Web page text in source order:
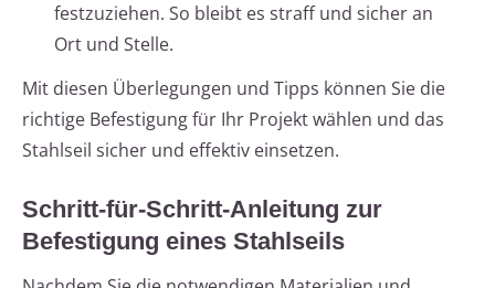
festzuziehen. So bleibt es straff und sicher an
Ort und Stelle.
Mit diesen Überlegungen und Tipps können Sie die
richtige Befestigung für Ihr Projekt wählen und das
Stahlseil sicher und effektiv einsetzen.
Schritt-für-Schritt-Anleitung zur
Befestigung eines Stahlseils